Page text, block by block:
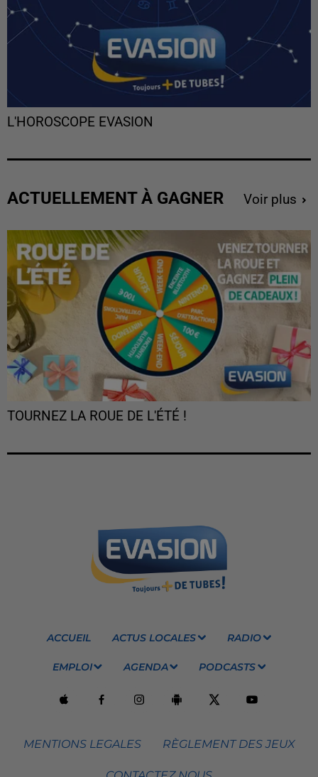
L'HOROSCOPE EVASION
ACTUELLEMENT À GAGNER Voir plus
TOURNEZ LA ROUE DE L'ÉTÉ !
ACCUEIL ACTUS LOCALES RADIO
EMPLOI AGENDA PODCASTS
MENTIONS LEGALES RÈGLEMENT DES JEUX